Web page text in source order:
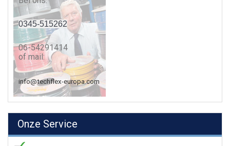
0345-515262
06-54291414
of mail:
info@techflex-europa.com
Onze Service